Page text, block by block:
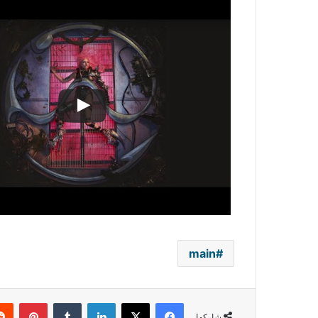
main
فيسبوك ‫X لينكدإن